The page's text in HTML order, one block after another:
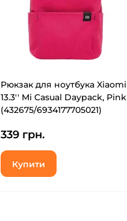
Рюкзак для ноутбука Xiaomi
13.3'' Mi Casual Daypack, Pink
(432675/6934177705021)
339 грн.
Купити